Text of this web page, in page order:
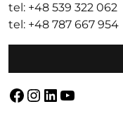
tel: +48 539 322 062
tel: +48 787 667 954
Facebook
Instagram
LinkedIn
YouTube